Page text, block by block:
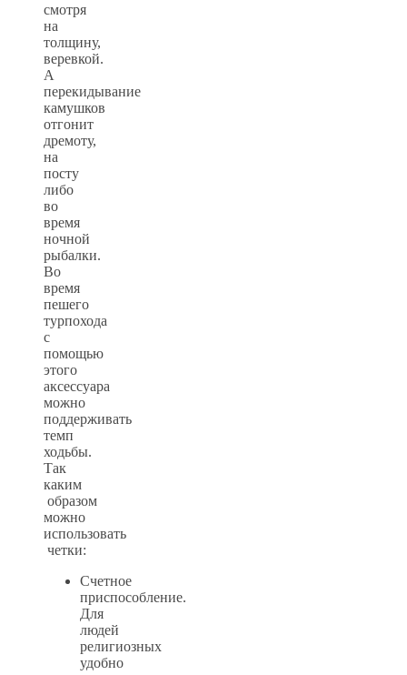
смотря
на
толщину,
веревкой.
А
перекидывание
камушков
отгонит
дремоту,
на
посту
либо
во
время
ночной
рыбалки.
Во
время
пешего
турпохода
с
помощью
этого
аксессуара
можно
поддерживать
темп
ходьбы.
Так
каким
образом
можно
использовать
четки:
Счетное
приспособление.
Для
людей
религиозных
удобно